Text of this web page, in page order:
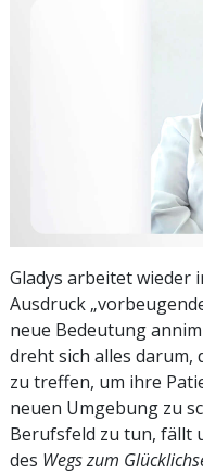
Gladys arbeitet wieder
Ausdruck
neue Bedeutung
dreht sich alles
zu treffen, um ihre
neuen Umgebung zu
Berufsfeld zu tun, fällt
des Wegs zum